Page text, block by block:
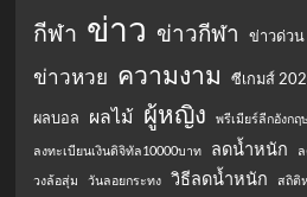
กีฬา ข่าว ข่าวกีฬา ข่าวด่วน
ข่าวหวย ความงาม ซีเกมส์
ผลบอล ผลไม้ ผู้หญิง พรีเมียร์ลีกอังกฤ
ลงทะเบียนเงินดิจิทัล10000บาท ลดน้ำหนัก
วงล้อสุ่ม
วันลอยกระทง วิธีลดน้ำหนัก สถิติ